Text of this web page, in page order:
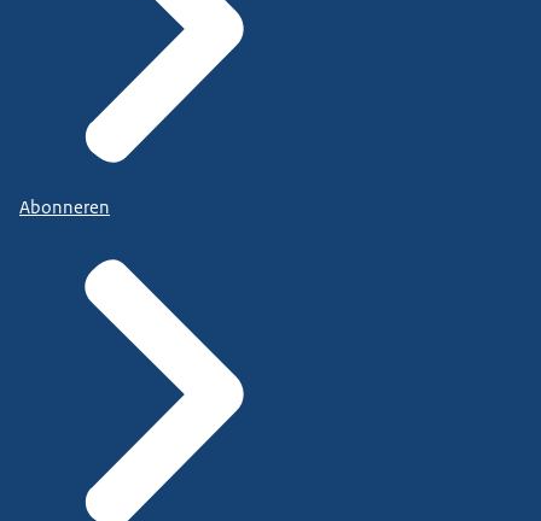
Abonneren